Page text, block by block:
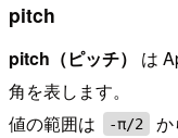
pitch
pitch（ピッチ） は
角を表します。
値の範囲は
-π/2 か